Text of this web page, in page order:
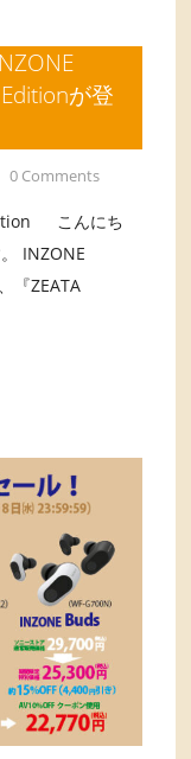
が登
0 Comments
こんにち
INZONE
『ZEATA